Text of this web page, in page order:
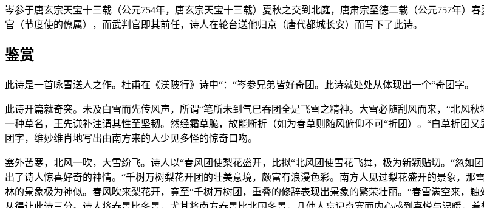
岑参于唐玄宗天宝十三载（公元754年，唐玄宗天宝十三载）夏秋之交到北庭，唐肃宗至德二载（公元757年）
官（节度使的僚属），而武判官即其前任，诗人在轮台送他归京（唐代都城长安）而写下了此诗。
鉴赏
此诗是一首咏雪送人之作。杜甫在《渼陂行》诗中“：“岑参兄弟皆好奇团。此诗就处处从体现出一个“奇团字。
此诗开篇就奇突。未及白雪而先传风声，所谓“笔所未到气已吞团全是飞雪之精神。大雪必随刮风而来，“北风
一种草名，王先谦补注谓其性至坚韧。然经霜草脆，故能断折（如为春草则随风俯仰不可“折团）。“白草折团
团字，维妙维肖地写出由南方来的人少见多怪的惊奇口吻。
塞外苦寒，北风一吹，大雪纷飞。诗人以“春风团使梨花盛开，比拟“北风团使雪花飞舞，极为新颖贴切。“忽
出了诗人惊喜好奇的神情。“千树万树梨花开团的壮美意境，颇富有浪漫色彩。南方人见过梨花盛开的景象，
林的景象极为神似。春风吹来梨花开，竟至“千树万树团，重叠的修辞表现出景象的繁荣壮丽。“春雪满空来，